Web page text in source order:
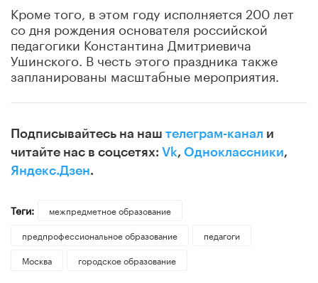
Кроме того, в этом году исполняется 200 лет
со дня рождения основателя российской
педагогики Константина Дмитриевича
Ушинского. В честь этого праздника также
запланированы масштабные мероприятия.
Подписывайтесь на наш телеграм-канал и
читайте нас в соцсетях: Vk, Одноклассники,
Яндекс.Дзен.
Теги:
межпредметное образование
предпрофессиональное образование
педагоги
Москва
городское образование